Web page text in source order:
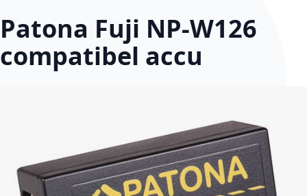
Patona Fuji NP-W126
compatibel accu